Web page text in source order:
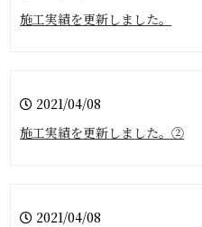
施工実績を更新しました。
2021/04/08
施工実績を更新しました。②
2021/04/08